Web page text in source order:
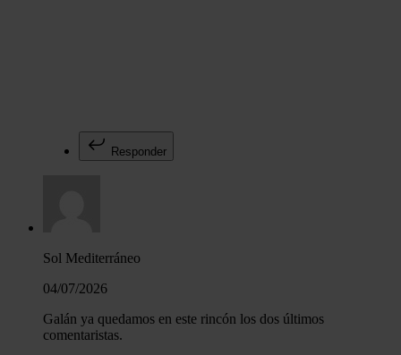
Responder
Sol Mediterráneo
04/07/2026
Galán ya quedamos en este rincón los dos últimos
comentaristas.